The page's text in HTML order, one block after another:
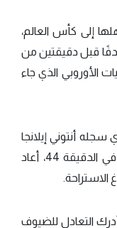
3-2 لتضمن تأهلها إلى كأس العالم،
قبل دقيقتين من
الأوروبي الذي جاء
سجله أنتوني إيلانجا
للسويد، لكن هدف جوستاف لاجربيلكه في الدقيقة 44، أعاد
التعادل للضيوف